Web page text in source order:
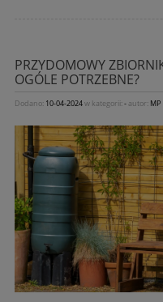
PRZYDOMOWY
OGÓLE POTRZEBNE?
Dodano: 10-04-2024w kategorii:-autor: MP